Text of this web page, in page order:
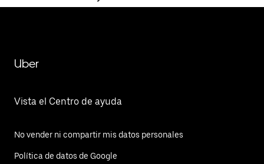
Uber
Vista el Centro de ayuda
No vender ni compartir mis datos personales
Política de datos de Google